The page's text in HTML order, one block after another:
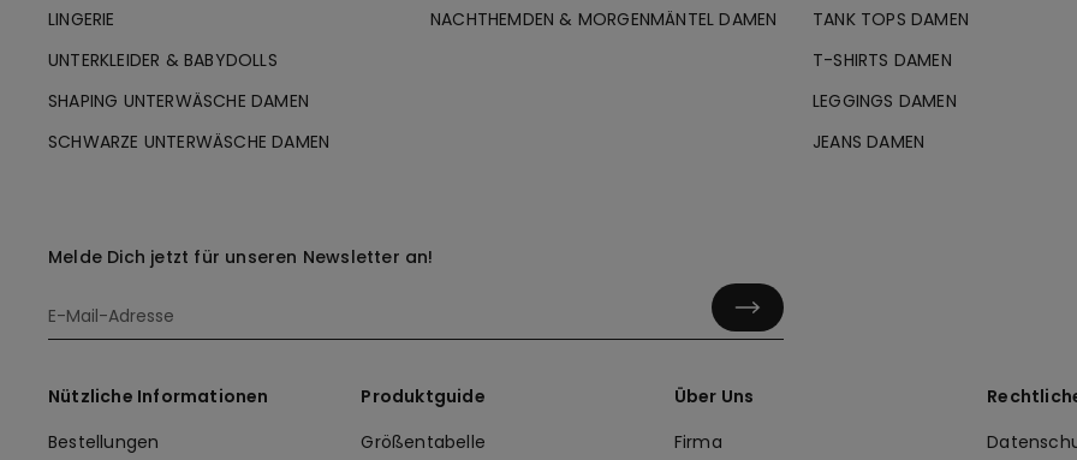
LINGERIE
UNTERKLEIDER & BABYDOLLS
SHAPING UNTERWÄSCHE DAMEN
SCHWARZE UNTERWÄSCHE DAMEN
NACHTHEMDEN & MORGENMÄNTEL DAMEN
TANK TOPS DAMEN
T-SHIRTS DAMEN
LEGGINGS DAMEN
JEANS DAMEN
Melde Dich jetzt für unseren Newsletter an!
Nützliche Informationen
Bestellungen
Produktguide
Größentabelle
Über Uns
Firma